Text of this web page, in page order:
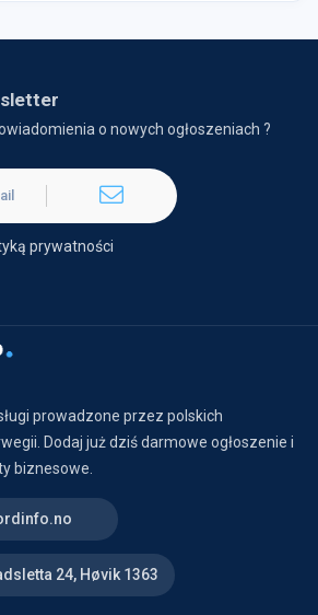
o nowych ogłoszeniach ?
prywatności
prowadzone przez polskich
Dodaj już dziś darmowe ogłoszenie i
biznesowe.
24, Høvik 1363